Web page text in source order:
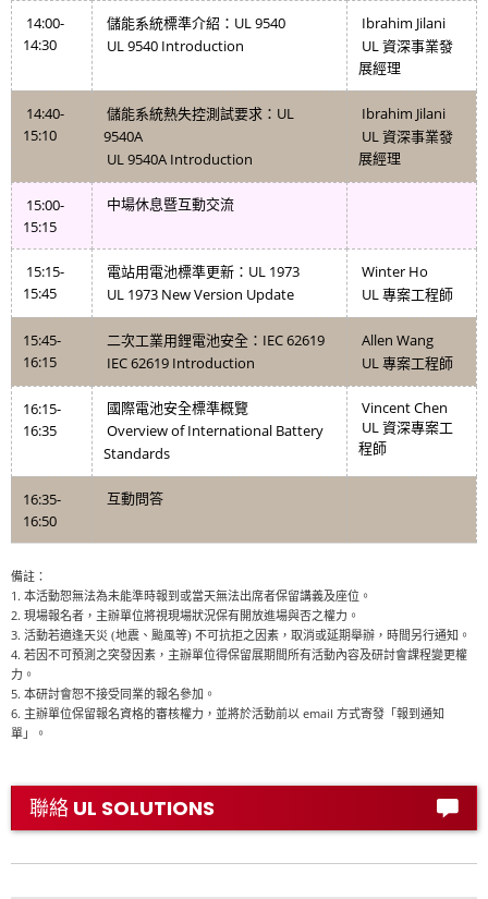
14:00-
14:30
儲能系統標準介紹： UL 9540
UL 9540 Introduction
Ibrahim Jilani
UL 資深事業發
展經理
14:40-
15:10
儲能系統熱失控測試要求： UL
9540A
UL 9540A Introduction
Ibrahim Jilani
UL 資深事業發
展經理
15:00-
15:15
中場休息暨互動交流
15:15-
15:45
電站用電池標準更新： UL 1973
UL 1973 New Version Update
Winter Ho
UL 專案工程師
15:45-
16:15
二次工業用鋰電池安全： IEC 62619
IEC 62619 Introduction
Allen Wang
UL 專案工程師
16:15-
16:35
國際電池安全標準概覽
Overview of International Battery
Standards
Vincent Chen
UL 資深專案工
程師
16:35-
16:50
互動問答
備註：
1. 本活動恕無法為未能準時報到或當天無法出席者保留講義及座位。
2. 現場報名者，主辦單位將視現場狀況保有開放進場與否之權力。
3. 活動若適逢天災 (地震、颱風等) 不可抗拒之因素，取消或延期舉辦，時間另行通知。
4. 若因不可預測之突發因素，主辦單位得保留展期間所有活動內容及研討會課程變更權
力。
5. 本研討會恕不接受同業的報名參加。
6. 主辦單位保留報名資格的審核權力，並將於活動前以 email 方式寄發「報到通知
單」。
聯絡 UL SOLUTIONS